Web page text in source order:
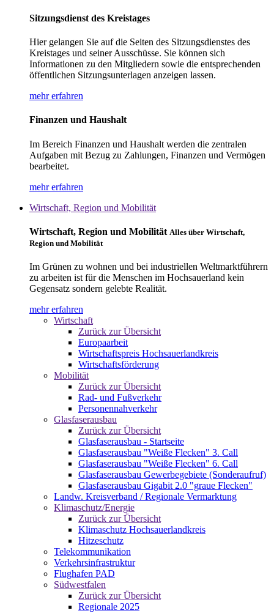
Sitzungsdienst des Kreistages
Hier gelangen Sie auf die Seiten des Sitzungsdienstes des
Kreistages und seiner Ausschüsse. Sie können sich
Informationen zu den Mitgliedern sowie die entsprechenden
öffentlichen Sitzungsunterlagen anzeigen lassen.
mehr erfahren
Finanzen und Haushalt
Im Bereich Finanzen und Haushalt werden die zentralen
Aufgaben mit Bezug zu Zahlungen, Finanzen und Vermögen
bearbeitet.
mehr erfahren
Wirtschaft, Region und Mobilität
Wirtschaft, Region und Mobilität Alles über Wirtschaft,
Region und Mobilität
Im Grünen zu wohnen und bei industriellen Weltmarktführern
zu arbeiten ist für die Menschen im Hochsauerland kein
Gegensatz sondern gelebte Realität.
mehr erfahren
Wirtschaft
Zurück zur Übersicht
Europaarbeit
Wirtschaftspreis Hochsauerlandkreis
Wirtschaftsförderung
Mobilität
Zurück zur Übersicht
Rad- und Fußverkehr
Personennahverkehr
Glasfaserausbau
Zurück zur Übersicht
Glasfaserausbau - Startseite
Glasfaserausbau "Weiße Flecken" 3. Call
Glasfaserausbau "Weiße Flecken" 6. Call
Glasfaserausbau Gewerbegebiete (Sonderaufruf)
Glasfaserausbau Gigabit 2.0 "graue Flecken"
Landw. Kreisverband / Regionale Vermarktung
Klimaschutz/Energie
Zurück zur Übersicht
Klimaschutz Hochsauerlandkreis
Hitzeschutz
Telekommunikation
Verkehrsinfrastruktur
Flughafen PAD
Südwestfalen
Zurück zur Übersicht
Regionale 2025